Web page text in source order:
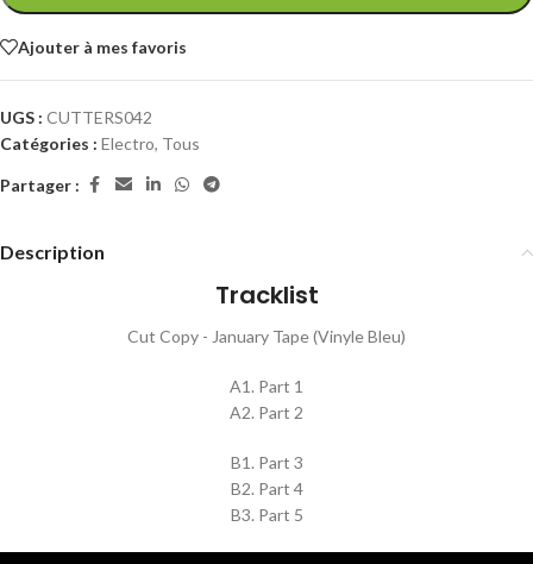
Ajouter à mes favoris
UGS : CUTTERS042
Catégories : Electro, Tous
Partager :
Description
Tracklist
Cut Copy - January Tape (Vinyle Bleu)
A1. Part 1
A2. Part 2
B1. Part 3
B2. Part 4
B3. Part 5